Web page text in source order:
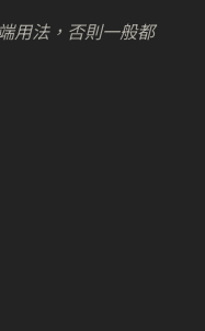
用法，否則一般都